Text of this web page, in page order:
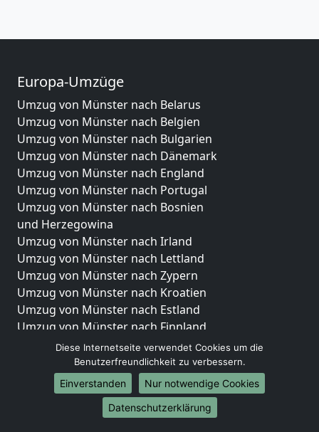
Europa-Umzüge
Umzug von Münster nach Belarus
Umzug von Münster nach Belgien
Umzug von Münster nach Bulgarien
Umzug von Münster nach Dänemark
Umzug von Münster nach England
Umzug von Münster nach Portugal
Umzug von Münster nach Bosnien
und Herzegowina
Umzug von Münster nach Irland
Umzug von Münster nach Lettland
Umzug von Münster nach Zypern
Umzug von Münster nach Kroatien
Umzug von Münster nach Estland
Umzug von Münster nach Finnland
Umzug von Münster nach Frankreich
Umzug von Münster nach Griechenland
Umzug von Münster nach Italien
Umzug von Münster nach Liechtenstein
Umzug von Münster nach Luxemburg
Diese Internetseite verwendet Cookies um die
Benutzerfreundlichkeit zu verbessern.
Einverstanden
Nur notwendige Cookies
Datenschutzerklärung